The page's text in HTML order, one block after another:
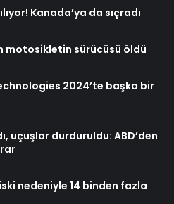
Kanada’ya da sıçradı
motosikletin sürücüsü öldü
2024’te başka bir
uçuşlar durduruldu: ABD’den
nedeniyle 14 binden fazla